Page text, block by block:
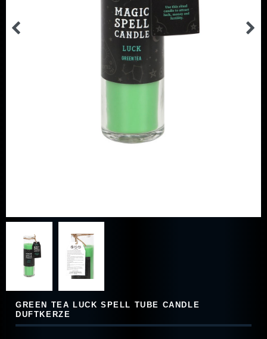
GREEN TEA LUCK SPELL TUBE CANDLE
DUFTKERZE